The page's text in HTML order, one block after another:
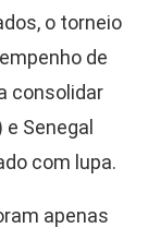
o torneio
de
consolidar
Senegal
com lupa.
apenas